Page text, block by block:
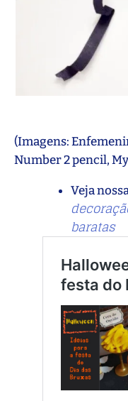
(Imagens:
Number 2 pencil,
Veja
baratas